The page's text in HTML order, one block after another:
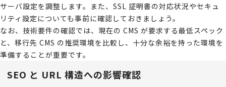
サーバ設定を調整します。また、SSL 証明書の対応状況やセキュ
リティ設定についても事前に確認しておきましょう。
なお、技術要件の確認では、現在の CMS が要求する最低スペック
と、移行先 CMS の推奨環境を比較し、十分な余裕を持った環境を
準備することが重要です。
SEO と URL 構造への影響確認